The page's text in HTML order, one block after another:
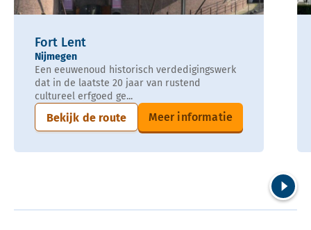
Fort Lent
Nijmegen
Een eeuwenoud historisch verdedigingswerk
dat in de laatste 20 jaar van rustend
cultureel erfgoed ge...
Bekijk de route Meer informatie